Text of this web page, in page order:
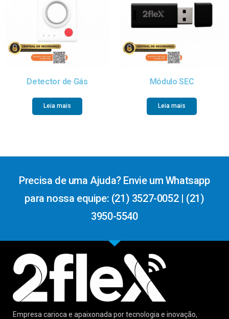
Detector de Gás
Leia mais
Módulo SEC
Leia mais
Precisa de uma Ajuda? Envie um Whatsapp
para nossa equipe: (21) 3527-0052 | (21)
3950-5540
Empresa carioca e apaixonada por tecnologia e inovação,